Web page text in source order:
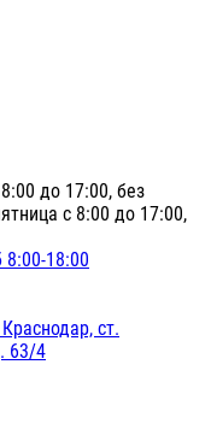
до 17:00, без
с 8:00 до 17:00,
8:00-18:00
ст.
63/4